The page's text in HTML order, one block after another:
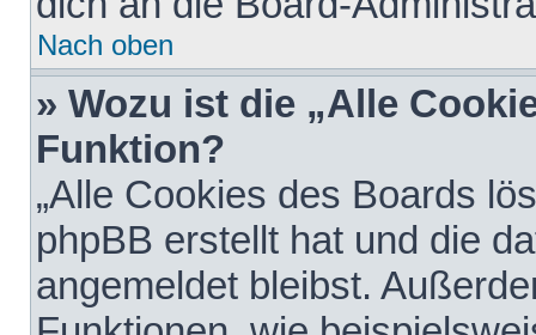
Nach oben
» Wozu ist die „Alle
Funktion?
„Alle Cookies des Boards
phpBB erstellt hat und die
angemeldet bleibst.